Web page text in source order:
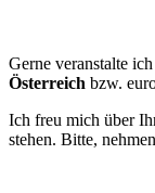
Gerne veranstalte ich
Österreich bzw.
Ich freu mich über
stehen. Bitte,